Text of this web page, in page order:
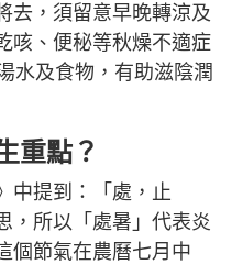
去，須留意早晚轉涼及
咳、便秘等秋燥不適症
水及食物，有助滋陰潤
重點？
中提到：「處，止
，所以「處暑」代表炎
個節氣在農曆七月中